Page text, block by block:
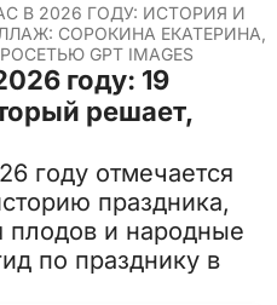
В 2026 ГОДУ: ИСТОРИЯ И
СОРОКИНА ЕКАТЕРИНА,
GPT IMAGES
году: 19
решает,
году отмечается
праздника,
плодов и народные
по празднику в